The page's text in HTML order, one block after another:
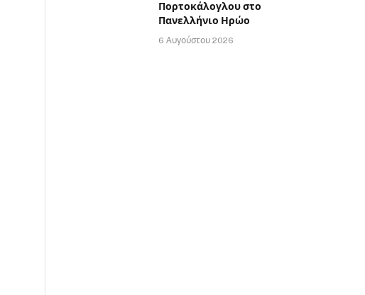
Πορτοκάλογλου στο
Πανελλήνιο Ηρώο
6 Αυγούστου 2026